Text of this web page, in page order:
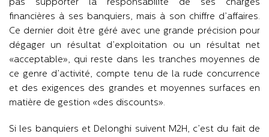
pas supporter la responsabilité de ses charges
financières à ses banquiers, mais à son chiffre d’affaires.
Ce dernier doit être géré avec une grande précision pour
dégager un résultat d’exploitation ou un résultat net
«acceptable», qui reste dans les tranches moyennes de
ce genre d’activité, compte tenu de la rude concurrence
et des exigences des grandes et moyennes surfaces en
matière de gestion «des discounts».
Si les banquiers et Delonghi suivent M2H, c’est du fait de